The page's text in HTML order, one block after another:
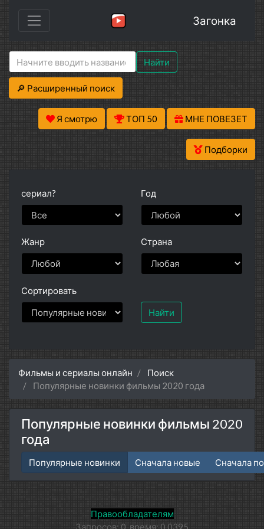
Загонка
Найти
🔎 Расширенный поиск
Я смотрю ТОП 50 МНЕ ПОВЕЗЕТ
Подборки
сериал? Год
Жанр Страна
Сортировать
Найти
Фильмы и сериалы онлайн
Поиск
Популярные новинки фильмы 2020 года
Популярные новинки фильмы 2020
года
Популярные новинки Сначала новые Сначала
Правообладателям
Запросов: 0, время: 0.0395